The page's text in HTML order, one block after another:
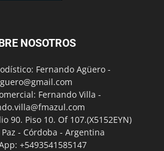
NOSOTROS
Fernando Agüero -
Fernando Villa -
90. Piso 10. Of 107.(X5152EYN)
- Córdoba - Argentina
+5493541585147